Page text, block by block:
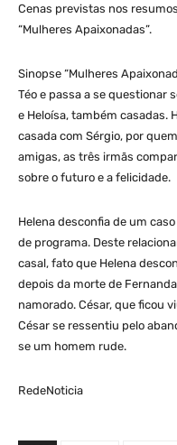
Cenas previstas nos
“Mulheres Apaixonadas”.
Sinopse “Mulheres
Téo e passa a se questionar
e Heloísa, também casadas.
casada com Sérgio, por
amigas, as três irmãs
sobre o futuro e a felicidade.
Helena desconfia de um
de programa. Deste
casal, fato que Helena
depois da morte de
namorado. César, que ficou
César se ressentiu pelo
se um homem rude.
RedeNoticia